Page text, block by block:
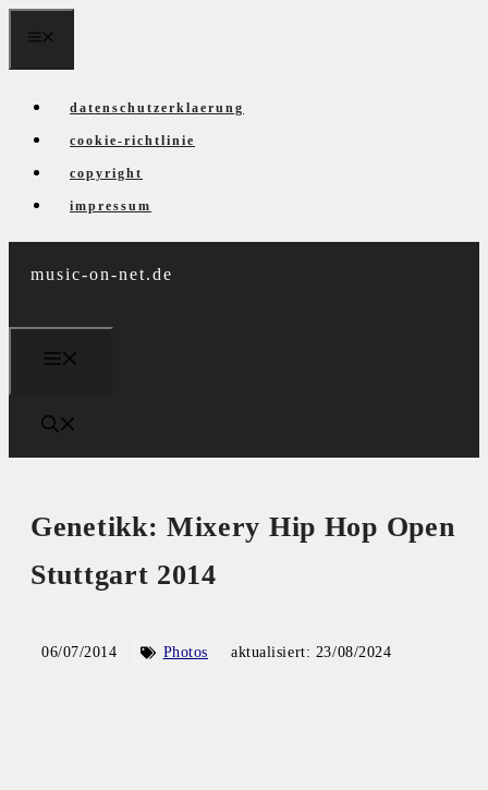
datenschutzerklaerung
cookie-richtlinie
copyright
impressum
music-on-net.de
Genetikk: Mixery Hip Hop Open
Stuttgart 2014
06/07/2014 Photos aktualisiert: 23/08/2024